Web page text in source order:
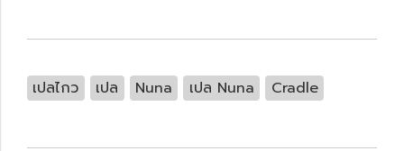
เปลไกว เปล Nuna เปล Nuna Cradle